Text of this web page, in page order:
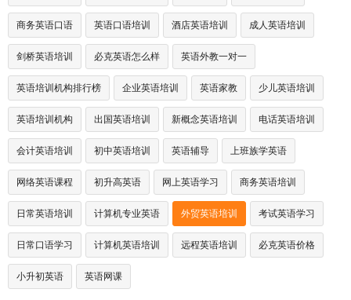
商务英语口语 英语口语培训 酒店英语培训 成人英语培训
剑桥英语培训 必克英语怎么样 英语外教一对一
英语培训机构排行榜 企业英语培训 英语家教 少儿英语培训
英语培训机构 出国英语培训 新概念英语培训 电话英语培训
会计英语培训 初中英语培训 英语辅导 上班族学英语
网络英语课程 初升高英语 网上英语学习 商务英语培训
日常英语培训 计算机专业英语 外贸英语培训 考试英语学习
日常口语学习 计算机英语培训 远程英语培训 必克英语价格
小升初英语 英语网课